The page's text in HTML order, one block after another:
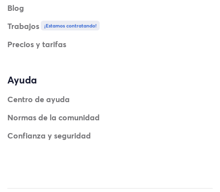
Blog
Trabajos
¡Estamos contratando!
Precios y tarifas
Ayuda
Centro de ayuda
Normas de la comunidad
Confianza y seguridad